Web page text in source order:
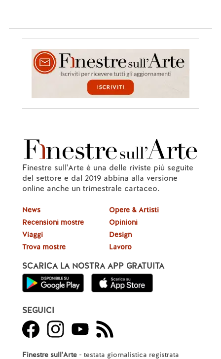
Finestre sull'Arte è una delle riviste più seguite
del settore e dal 2019 abbina alla versione
online anche un trimestrale cartaceo.
News
Recensioni mostre
Viaggi
Trova mostre
Opere & Artisti
Opinioni
Design
Lavoro
SCARICA LA NOSTRA APP GRATUITA
SEGUICI
Finestre sull'Arte- testata giornalistica registrata